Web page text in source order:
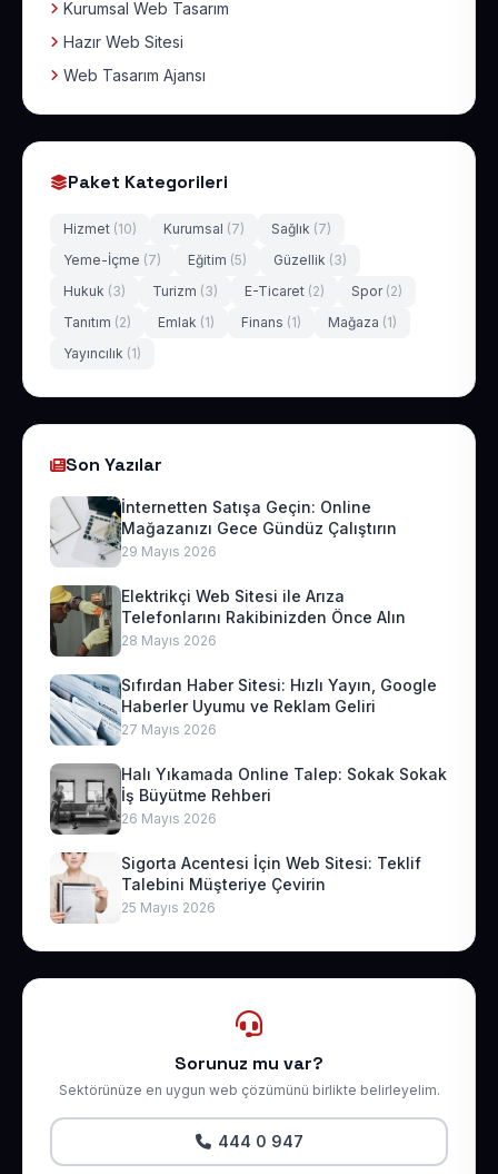
Kurumsal Web Tasarım
Hazır Web Sitesi
Web Tasarım Ajansı
Paket Kategorileri
Hizmet (10) Kurumsal (7) Sağlık (7)
Yeme-İçme (7) Eğitim (5) Güzellik (3)
Hukuk (3) Turizm (3) E-Ticaret (2) Spor (2)
Tanıtım (2) Emlak (1) Finans (1) Mağaza (1)
Yayıncılık (1)
Son Yazılar
İnternetten Satışa Geçin: Online
Mağazanızı Gece Gündüz Çalıştırın
29 Mayıs 2026
Elektrikçi Web Sitesi ile Arıza
Telefonlarını Rakibinizden Önce Alın
28 Mayıs 2026
Sıfırdan Haber Sitesi: Hızlı Yayın, Google
Haberler Uyumu ve Reklam Geliri
27 Mayıs 2026
Halı Yıkamada Online Talep: Sokak Sokak
İş Büyütme Rehberi
26 Mayıs 2026
Sigorta Acentesi İçin Web Sitesi: Teklif
Talebini Müşteriye Çevirin
25 Mayıs 2026
Sorunuz mu var?
Sektörünüze en uygun web çözümünü birlikte belirleyelim.
444 0 947